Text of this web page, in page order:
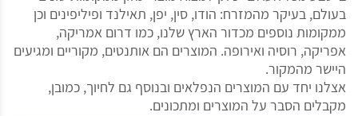
בעולם, בעיקר מהמזרח: הודו, סין, יפן, תאילנד ופיליפינים וכן
ממקומות נוספים מכדור הארץ שלנו, כמו דרום אמריקה,
אפריקה, רוסיה ואירופה. המוצרים הם אותנטים, מקוריים ומגיעים
היישר מהמקור.
אצלנו יחד עם המוצרים הנפלאים ובנוסף גם לחיוך, כמובן,
מקבלים הסבר על המוצרים ומתכונים.